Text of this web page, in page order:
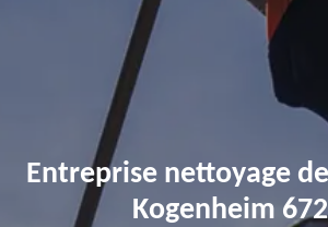
Entreprise nettoyage
Kogenheim